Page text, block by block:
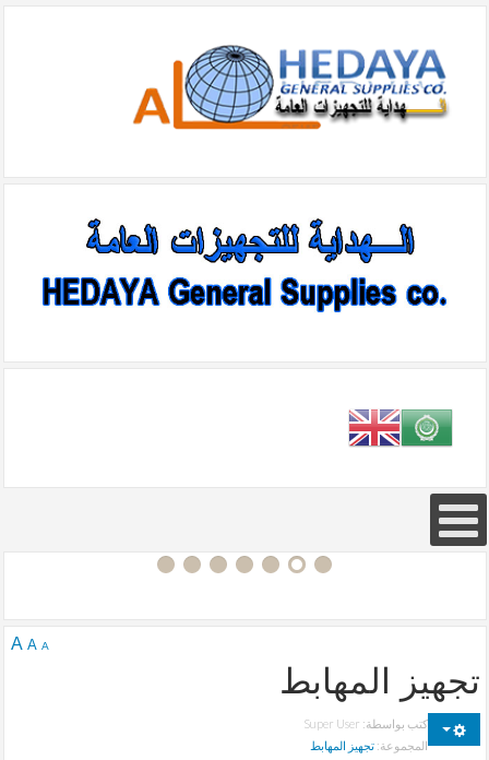
A
A
A
تجهيز المهابط
كتب بواسطة: Super User
المجموعة:تجهيز المهابط